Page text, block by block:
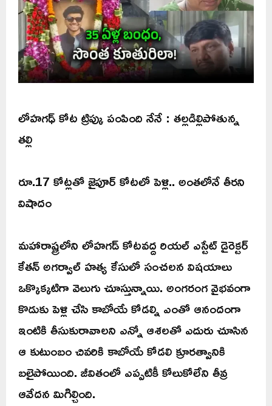
లోహగఢ్ కోట ట్రిప్కు పంపింది నేనే : తల్లడిల్లిపోతున్న
తల్లి
రూ.17 కోట్లతో జైపూర్ కోటలో పెళ్లి.. అంతలోనే తీరని
విషాదం
మహారాష్ట్రలోని లోహగడ్ కోటవద్ద రియల్ ఎస్టేట్ డైరెక్టర్
కేతన్ అగర్వాల్ హత్య కేసులో సంచలన విషయాలు
ఒక్కొక్కటిగా వెలుగు చూస్తున్నాయి. అంగరంగ వైభవంగా
కొడుకు పెళ్లి చేసి కాబోయే కోడల్ని ఎంతో ఆనందంగా
ఇంటికి తీసుకురావాలని ఎన్నో ఆశలతో ఎదురు చూసిన
ఆ కుటుంబం చివరికి కాబోయే కోడలి క్రూరత్వానికి
బలైపోయింది. జీవితంలో ఎప్పటికీ కోలుకోలేని తీవ్ర
ఆవేదన మిగిల్చింది.